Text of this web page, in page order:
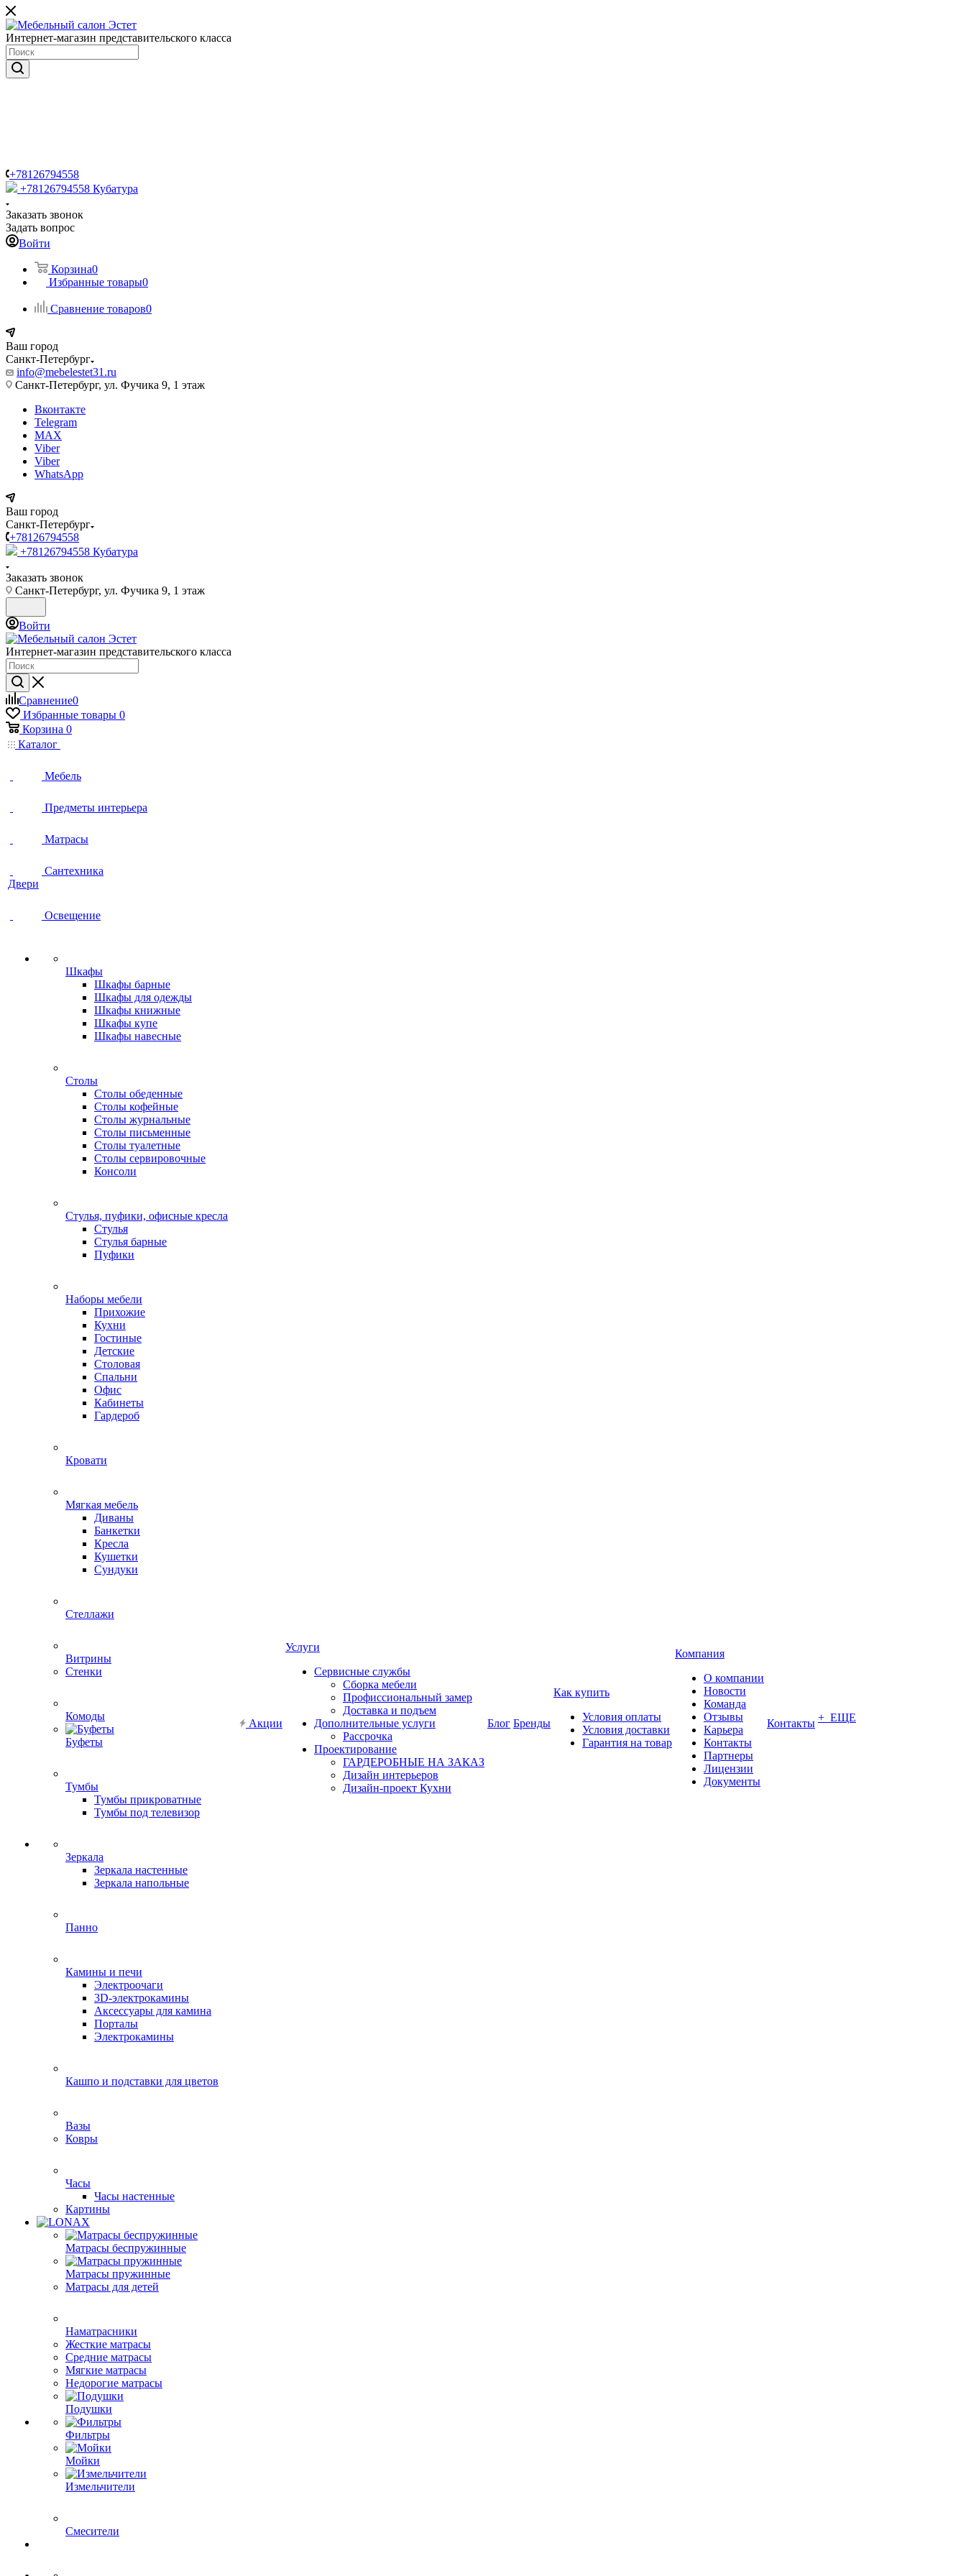
Интернет-магазин представительского класса
+78126794558
+78126794558 Кубатура
Заказать звонок
Задать вопрос
Войти
Корзина0
Избранные товары0
Сравнение товаров0
Ваш город
Санкт-Петербург
info@mebelestet31.ru
Санкт-Петербург, ул. Фучика 9, 1 этаж
Вконтакте
Telegram
MAX
Viber
Viber
WhatsApp
Ваш город
Санкт-Петербург
+78126794558
+78126794558 Кубатура
Заказать звонок
Санкт-Петербург, ул. Фучика 9, 1 этаж
Войти
Интернет-магазин представительского класса
Сравнение0
Избранные товары 0
Корзина 0
Каталог
Мебель
Предметы интерьера
Матрасы
Сантехника
Двери
Освещение
Шкафы
Шкафы барные
Шкафы для одежды
Шкафы книжные
Шкафы купе
Шкафы навесные
Столы
Столы обеденные
Столы кофейные
Столы журнальные
Столы письменные
Столы туалетные
Столы сервировочные
Консоли
Стулья, пуфики, офисные кресла
Стулья
Стулья барные
Пуфики
Наборы мебели
Прихожие
Кухни
Гостиные
Детские
Столовая
Спальни
Офис
Кабинеты
Гардероб
Кровати
Мягкая мебель
Диваны
Банкетки
Кресла
Кушетки
Сундуки
Стеллажи
Витрины
Стенки
Комоды
Буфеты
Тумбы
Тумбы прикроватные
Тумбы под телевизор
Зеркала
Зеркала настенные
Зеркала напольные
Панно
Камины и печи
Электроочаги
3D-электрокамины
Аксессуары для камина
Порталы
Электрокамины
Кашпо и подставки для цветов
Вазы
Ковры
Часы
Часы настенные
Картины
Матрасы беспружинные
Матрасы пружинные
Матрасы для детей
Наматрасники
Жесткие матрасы
Средние матрасы
Мягкие матрасы
Недорогие матрасы
Подушки
Фильтры
Мойки
Измельчители
Смесители
Акции
Услуги
Сервисные службы
Сборка мебели
Профиссиональный замер
Доставка и подъем
Дополнительные услуги
Рассрочка
Проектирование
ГАРДЕРОБНЫЕ НА ЗАКАЗ
Дизайн интерьеров
Дизайн-проект Кухни
Блог Бренды
Как купить
Условия оплаты
Условия доставки
Гарантия на товар
Компания
О компании
Новости
Команда
Отзывы
Карьера
Контакты
Партнеры
Лицензии
Документы
Контакты + ЕЩЕ